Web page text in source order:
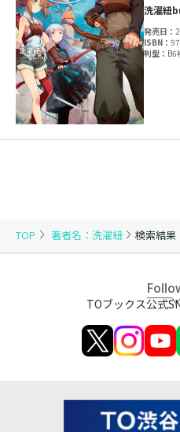
TOP 著者名：洗濯紐 検索結果
洗濯紐
発売日：
ISBN：
判型： B6
TOブックス公式